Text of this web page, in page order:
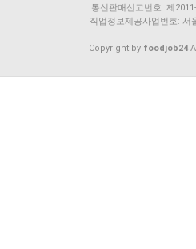
통신판매신고번호: 제
직업정보제공사업번호: 서
Copyright by foodjob24